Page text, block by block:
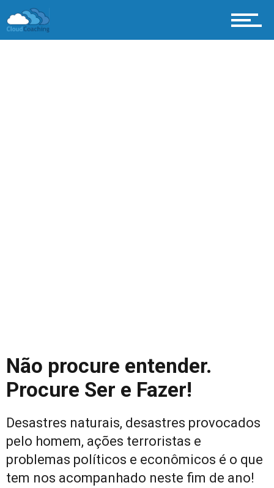
Não procure entender.
Procure Ser e Fazer!
Desastres naturais, desastres provocados
pelo homem, ações terroristas e
problemas políticos e econômicos é o que
tem nos acompanhado neste fim de ano!